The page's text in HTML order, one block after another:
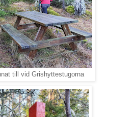
till vid Grishyttestugorna